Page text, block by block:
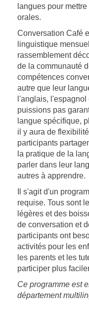
langues pour
orales.
Conversation Café
linguistique
rassemblement
de la communauté
compétences
autre que leur
l'anglais,
puissions pas
langue spécifique,
il y aura de
participants
la pratique de la
parler dans leur
autres à apprendre.
Il s'agit d'un
requise. Tous sont
légères et des
de conversation et
participants ont
activités pour les
les parents et les
participer plus
Ce programme est
département